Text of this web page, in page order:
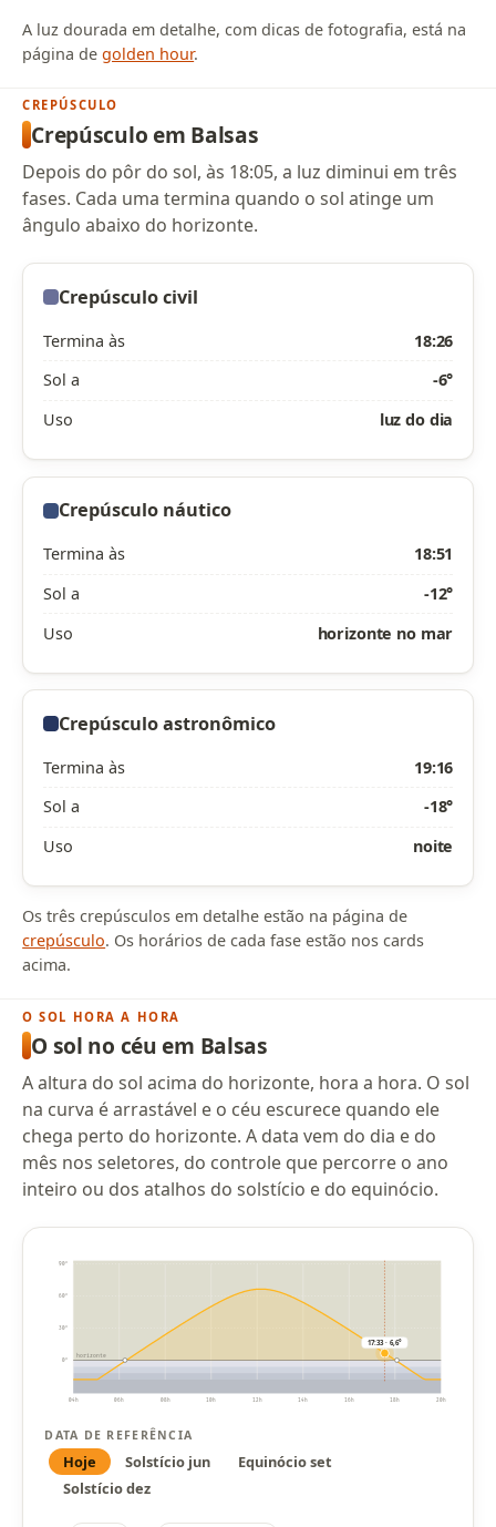
A luz dourada em detalhe, com dicas de fotografia, está na
página degolden hour.
CREPÚSCULO
Crepúsculo em Balsas
Depois do pôr do sol, às 18:05, a luz diminui em três
fases. Cada uma termina quando o sol atinge um
ângulo abaixo do horizonte.
Crepúsculo civil
Termina às
18:26
Sol a
-6°
Uso
luz do dia
Crepúsculo náutico
Termina às
18:51
Sol a
-12°
Uso
horizonte no mar
Crepúsculo astronômico
Termina às
19:16
Sol a
-18°
Uso
noite
Os três crepúsculos em detalhe estão na página de
crepúsculo. Os horários de cada fase estão nos cards
acima.
O SOL HORA A HORA
O sol no céu em Balsas
A altura do sol acima do horizonte, hora a hora. O sol
na curva é arrastável e o céu escurece quando ele
chega perto do horizonte. A data vem do dia e do
mês nos seletores, do controle que percorre o ano
inteiro ou dos atalhos do solstício e do equinócio.
0°
30°
60°
90°
horizonte
04h 06h 08h 10h 12h 14h 16h 18h 20h
17:33 · 6,6°
DATA DE REFERÊNCIA
Hoje Solstício jun
Equinócio set
Solstício dez